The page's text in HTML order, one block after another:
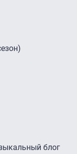
блог